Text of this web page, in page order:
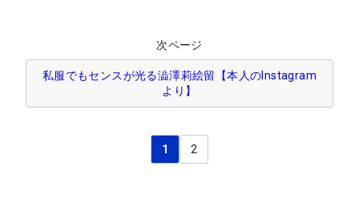
次ページ
私服でもセンスが光る澁澤莉絵留【本人のInstagram
より】
1 2